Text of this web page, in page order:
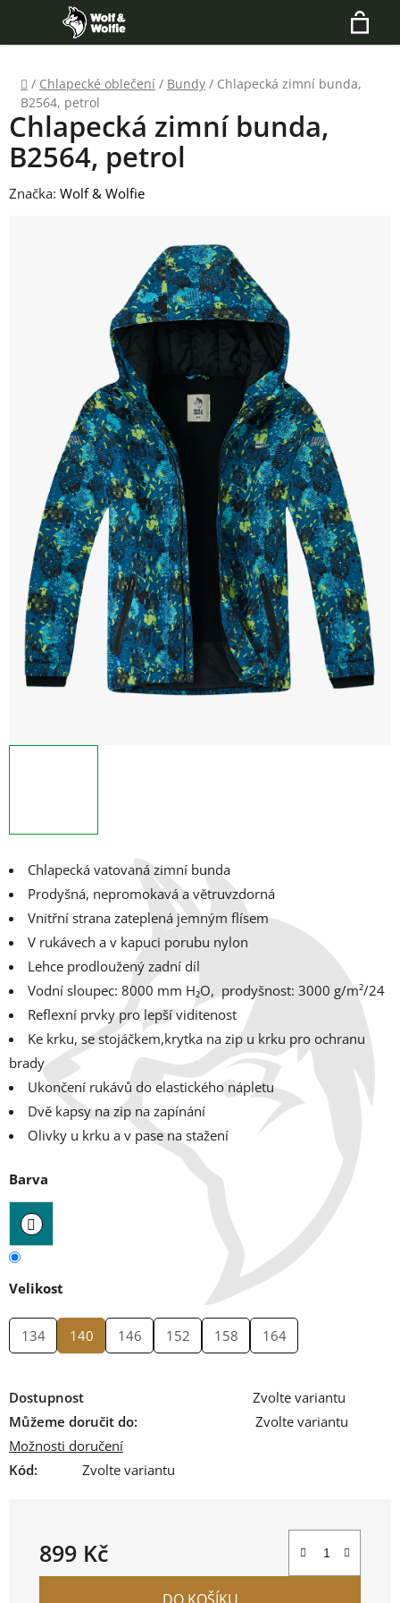
obsah
Hledat
Domů
/ Chlapecké oblečení / Bundy / Chlapecká zimní bunda,
B2564, petrol
Chlapecká vatovaná zimní bunda
Prodyšná, nepromokavá a větruvzdorná
Vnitřní strana zateplená jemným flísem
V rukávech a v kapuci porubu nylon
Lehce prodloužený zadní díl
Vodní sloupec: 8000 mm H₂O, prodyšnost: 3000 g/m²/24
Reflexní prvky pro lepší viditenost
Ke krku, se stojáčkem,krytka na zip u krku pro ochranu
brady
Ukončení rukávů do elastického nápletu
Dvě kapsy na zip na zapínání
Olivky u krku a v pase na stažení
Barva
Velikost
134 140 146 152 158 164
Dostupnost
Zvolte variantu
Můžeme doručit do:
Zvolte variantu
Možnosti doručení
Kód:
Zvolte variantu
899 Kč
Měrná cena:
Chlapecká zimní bunda,
B2564, petrol
Značka: Wolf & Wolfie